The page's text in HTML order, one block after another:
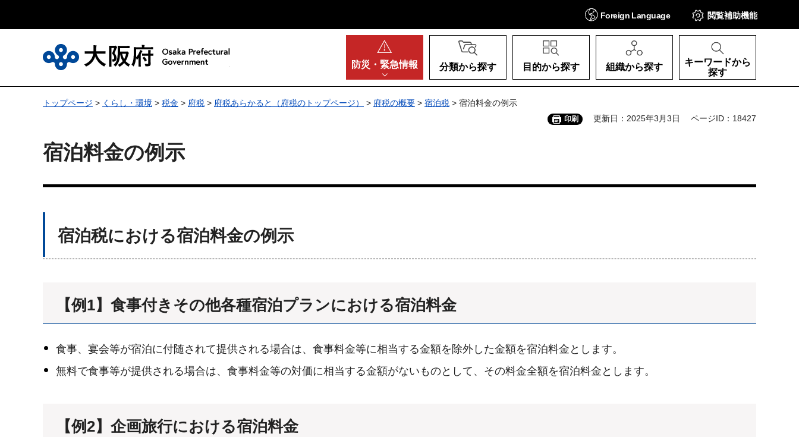
Foreign Language 閲覧補助機能
防災・ 緊急情報 分類から探す 目的から探す 組織から探す
キーワードから
探す
トップページ > くらし・環境 > 税金 > 府税 > 府税あらかると（府税のトップページ） > 府税の概要 > 宿泊税 > 宿泊料金の例示
印刷 更新日：2025年3月3日 ページID：18427
宿泊料金の例示
宿泊税における宿泊料金の例示
【例1】食事付きその他各種宿泊プランにおける宿泊料金
食事、宴会等が宿泊に付随されて提供される場合は、食事料金等に相当する金額を除外した金額を宿泊料金とします。
無料で食事等が提供される場合は、食事料金等の対価に相当する金額がないものとして、その料金全額を宿泊料金とします。
【例2】 企画旅行における宿泊料金